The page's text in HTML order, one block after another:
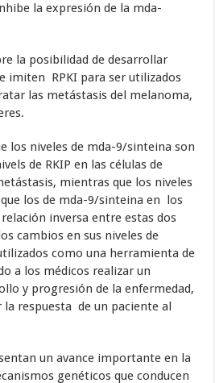
la expresión de la mda-
la posibilidad de desarrollar
imiten RPKI para ser utilizados
las metástasis del melanoma,
los niveles de mda-9/sinteina son
de RKIP en las células de
mientras que los niveles
los de mda-9/sinteina en los
inversa entre estas dos
cambios en sus niveles de
como una herramienta de
a los médicos realizar un
y progresión de la enfermedad,
respuesta de un paciente al
un avance importante en la
genéticos que conducen